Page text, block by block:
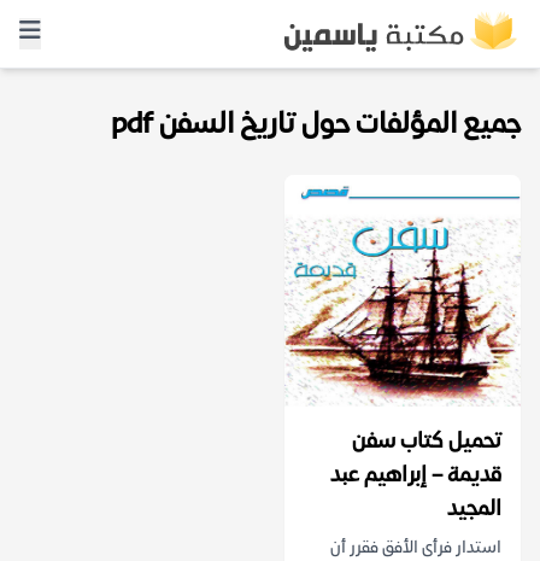
جميع المؤلفات حول تاريخ السفن pdf
تحميل كتاب سفن
قديمة – إبراهيم عبد
المجيد
استدار فرأى الأفق فقرر أن